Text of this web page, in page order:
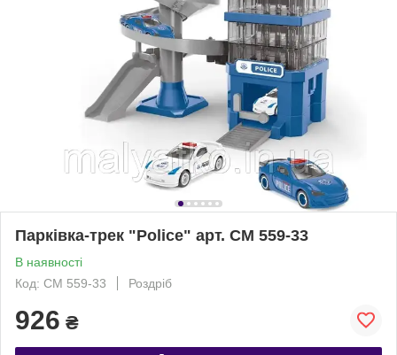
Парківка-трек "Police" арт. СМ 559-33
В наявності
Код: СМ 559-33
Роздріб
926 ₴